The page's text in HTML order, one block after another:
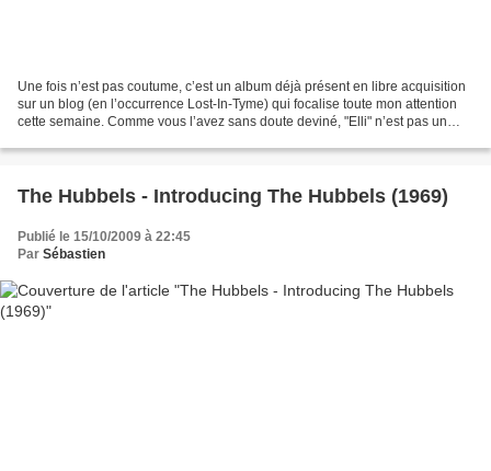
Une fois n’est pas coutume, c’est un album déjà présent en libre acquisition
sur un blog (en l’occurrence Lost-In-Tyme) qui focalise toute mon attention
cette semaine. Comme vous l’avez sans doute deviné, "Elli" n’est pas un
The Hubbels - Introducing The Hubbels (1969)
Publié le 15/10/2009 à 22:45
Par Sébastien